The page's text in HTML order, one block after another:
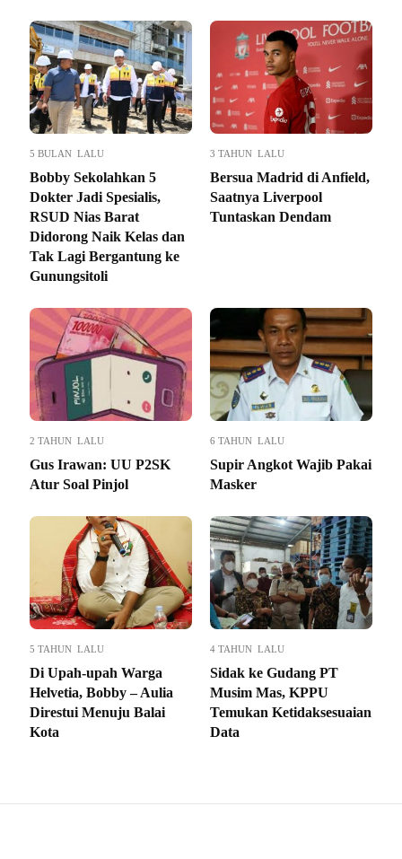
5 BULAN LALU
Bobby Sekolahkan 5
Dokter Jadi Spesialis,
RSUD Nias Barat
Didorong Naik Kelas dan
Tak Lagi Bergantung ke
Gunungsitoli
3 TAHUN LALU
Bersua Madrid di Anfield,
Saatnya Liverpool
Tuntaskan Dendam
2 TAHUN LALU
Gus Irawan: UU P2SK
Atur Soal Pinjol
6 TAHUN LALU
Supir Angkot Wajib Pakai
Masker
5 TAHUN LALU
Di Upah-upah Warga
Helvetia, Bobby – Aulia
Direstui Menuju Balai
Kota
4 TAHUN LALU
Sidak ke Gudang PT
Musim Mas, KPPU
Temukan Ketidaksesuaian
Data